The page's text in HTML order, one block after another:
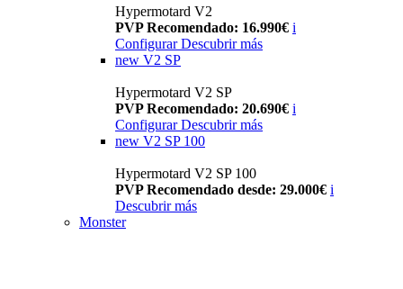
Hypermotard V2
PVP Recomendado: 16.990€ i
Configurar Descubrir más
new V2 SP
Hypermotard V2 SP
PVP Recomendado: 20.690€ i
Configurar Descubrir más
new V2 SP 100
Hypermotard V2 SP 100
PVP Recomendado desde: 29.000€ i
Descubrir más
Monster